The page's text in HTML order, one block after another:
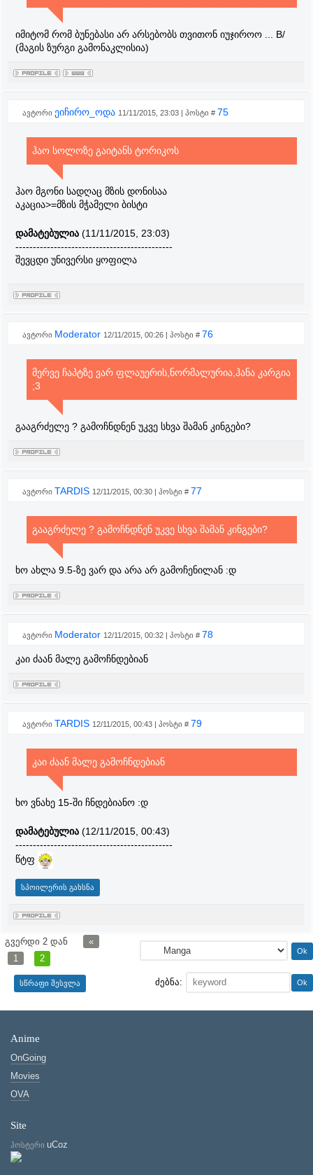
იმიტომ რომ ბუნებასი არ არსებობს თვითონ იუჯიროო ... B/
(მაგის ზურგი გამონაკლისია)
ავტორი ეიჩირო_ოდა 11/11/2015, 23:03 | პოსტი # 75
ჰაო სოლოზე გაიტანს ტორიკოს
ჰაო მგონი სადღაც მზის დონისაა
აკაცია>=მზის მჭამელი ბისტი
დამატებულია (11/11/2015, 23:03)
---------------------------------------------
შევცდი უნივერსი ყოფილა
ავტორი Moderator 12/11/2015, 00:26 | პოსტი # 76
მერვე ჩაპტზე ვარ ფლაუერის,ნორმალურია,ჰანა კარგია
;3
გააგრძელე ? გამოჩნდნენ უკვე სხვა შამან კინგები?
ავტორი TARDIS 12/11/2015, 00:30 | პოსტი # 77
გააგრძელე ? გამოჩნდნენ უკვე სხვა შამან კინგები?
ხო ახლა 9.5-ზე ვარ და არა არ გამოჩენილან :დ
ავტორი Moderator 12/11/2015, 00:32 | პოსტი # 78
კაი ძაან მალე გამოჩნდებიან
ავტორი TARDIS 12/11/2015, 00:43 | პოსტი # 79
კაი ძაან მალე გამოჩნდებიან
ხო ვნახე 15-ში ჩნდებიანო :დ
დამატებულია (12/11/2015, 00:43)
---------------------------------------------
წტფ
გვერდი 2 დან
«
1
2
ძებნა:
Anime
OnGoing
Movies
OVA
Site
ჰოსტერი uCoz